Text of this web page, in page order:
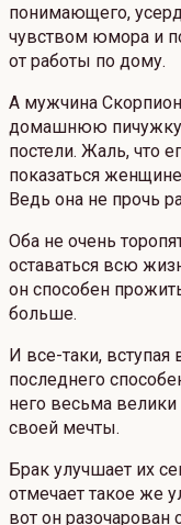
понимающего,
чувством юмора и
от работы по дому.
А мужчина
домашнюю
постели. Жаль, что
показаться
Ведь она не прочь
Оба не очень
оставаться всю
он способен
больше.
И все-таки, вступая
последнего
него весьма
своей мечты.
Брак улучшает их
отмечает такое же
вот он разочарован